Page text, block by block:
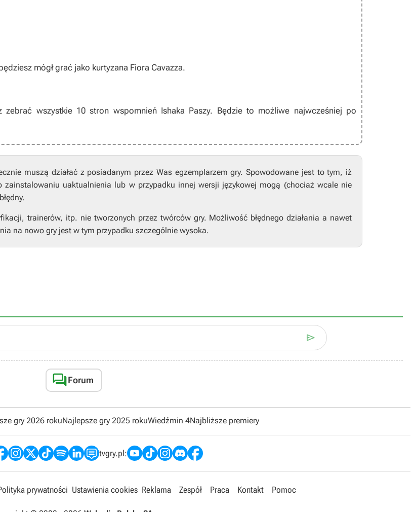
mógł grać jako kurtyzana Fiora Cavazza.
wszystkie 10 stron wspomnień Ishaka Paszy. Będzie to możliwe najwcześniej po
muszą działać z posiadanym przez Was egzemplarzem gry. Spowodowane jest to tym, iż
zainstalowaniu uaktualnienia lub w przypadku innej wersji językowej mogą (chociaż wcale nie
trainerów, itp. nie tworzonych przez twórców gry. Możliwość błędnego działania a nawet
na nowo gry jest w tym przypadku szczególnie wysoka.

Forum
gry 2026 rokuNajlepsze gry 2025 rokuWiedźmin 4Najbliższe premiery
tvgry.pl:
prywatności Ustawienia cookies Reklama Zespół Praca Kontakt Pomoc